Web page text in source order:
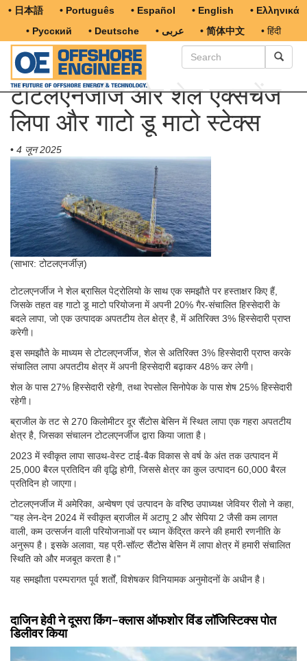
• 日本語 • Português • Español • English
• Ελληνικά
• Русский
• Deutsche • عربى • 简体中文 • हिंदी
टोटलएनर्जीज और शेल एक्सचेंज
लिपा और गाटो डू माटो स्टेक्स
• 4 जून 2025
(साभार: टोटलएनर्जीज़)
टोटलएनर्जीज ने शेल ब्रासिल पेट्रोलियो के साथ एक समझौते पर हस्ताक्षर किए हैं,
जिसके तहत वह गाटो डू माटो परियोजना में अपनी 20% गैर-संचालित हिस्सेदारी के
बदले लापा, जो एक उत्पादक अपतटीय तेल क्षेत्र है, में अतिरिक्त 3% हिस्सेदारी प्राप्त
करेगी।
इस समझौते के माध्यम से टोटलएनर्जीज, शेल से अतिरिक्त 3% हिस्सेदारी प्राप्त करके
संचालित लापा अपतटीय क्षेत्र में अपनी हिस्सेदारी बढ़ाकर 48% कर लेगी।
शेल के पास 27% हिस्सेदारी रहेगी, तथा रेपसोल सिनोपेक के पास शेष 25% हिस्सेदारी
रहेगी।
ब्राजील के तट से 270 किलोमीटर दूर सैंटोस बेसिन में स्थित लापा एक गहरा अपतटीय
क्षेत्र है, जिसका संचालन टोटलएनर्जीज द्वारा किया जाता है।
2023 में स्वीकृत लापा साउथ-वेस्ट टाई-बैक विकास से वर्ष के अंत तक उत्पादन में
25,000 बैरल प्रतिदिन की वृद्धि होगी, जिससे क्षेत्र का कुल उत्पादन 60,000 बैरल
प्रतिदिन हो जाएगा।
टोटलएनर्जीज में अमेरिका, अन्वेषण एवं उत्पादन के वरिष्ठ उपाध्यक्ष जेवियर रीलो ने कहा,
"यह लेन-देन 2024 में स्वीकृत ब्राजील में अटापू 2 और सेपिया 2 जैसी कम लागत
वाली, कम उत्सर्जन वाली परियोजनाओं पर ध्यान केंद्रित करने की हमारी रणनीति के
अनुरूप है। इसके अलावा, यह प्री-सॉल्ट सैंटोस बेसिन में लापा क्षेत्र में हमारी संचालित
स्थिति को और मजबूत करता है।"
यह समझौता परम्परागत पूर्व शर्तों, विशेषकर विनियामक अनुमोदनों के अधीन है।
दाजिन हेवी ने दूसरा किंग-क्लास ऑफशोर विंड लॉजिस्टिक्स पोत
डिलीवर किया